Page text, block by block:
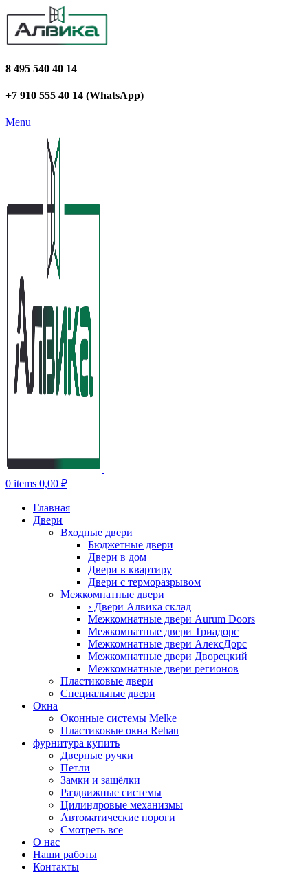
8 495 540 40 14
+7 910 555 40 14 (WhatsApp)
Menu
0 items 0,00 ₽
Главная
Двери
Входные двери
Бюджетные двери
Двери в дом
Двери в квартиру
Двери с терморазрывом
Межкомнатные двери
› Двери Алвика склад
Межкомнатные двери Aurum Doors
Межкомнатные двери Триадорс
Межкомнатные двери АлексДорс
Межкомнатные двери Дворецкий
Межкомнатные двери регионов
Пластиковые двери
Специальные двери
Окна
Оконные системы Melke
Пластиковые окна Rehau
фурнитура купить
Дверные ручки
Петли
Замки и защёлки
Раздвижные системы
Цилиндровые механизмы
Автоматические пороги
Смотреть все
О нас
Наши работы
Контакты